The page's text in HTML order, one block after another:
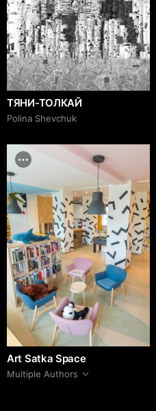
ТЯНИ-ТОЛКАЙ
Polina Shevchuk
Art Satka Space
Multiple Authors